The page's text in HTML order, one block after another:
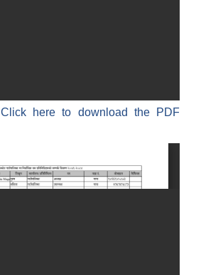
Click here to download the PDF